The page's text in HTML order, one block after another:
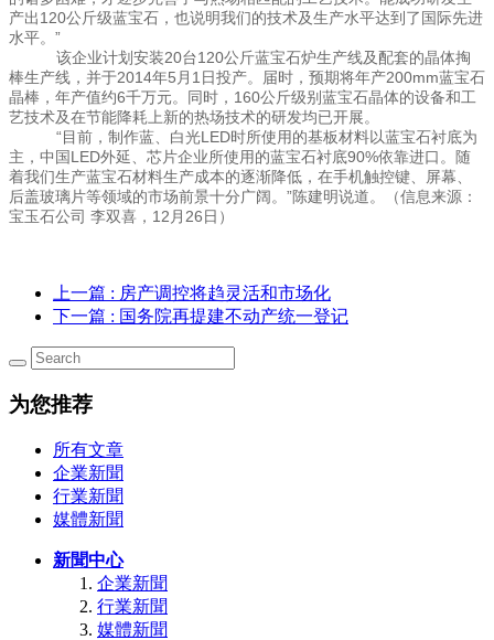
产出120公斤级蓝宝石，也说明我们的技术及生产水平达到了国际先进
水平。”
该企业计划安装20台120公斤蓝宝石炉生产线及配套的晶体掏
棒生产线，并于2014年5月1日投产。届时，预期将年产200mm蓝宝石
晶棒，年产值约6千万元。同时，160公斤级别蓝宝石晶体的设备和工
艺技术及在节能降耗上新的热场技术的研发均已开展。
“目前，制作蓝、白光LED时所使用的基板材料以蓝宝石衬底为
主，中国LED外延、芯片企业所使用的蓝宝石衬底90%依靠进口。随
着我们生产蓝宝石材料生产成本的逐渐降低，在手机触控键、屏幕、
后盖玻璃片等领域的市场前景十分广阔。”陈建明说道。（信息来源：
宝玉石公司 李双喜，12月26日）
上一篇 : 房产调控将趋灵活和市场化
下一篇 : 国务院再提建不动产统一登记
为您推荐
所有文章
企業新聞
行業新聞
媒體新聞
新聞中心
企業新聞
行業新聞
媒體新聞